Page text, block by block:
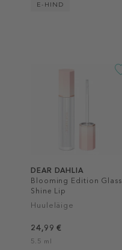
E-HIND
DEAR DAHLIA
Blooming Edition Glass
Shine Lip
Huuleläige
24,99 €
5.5 ml